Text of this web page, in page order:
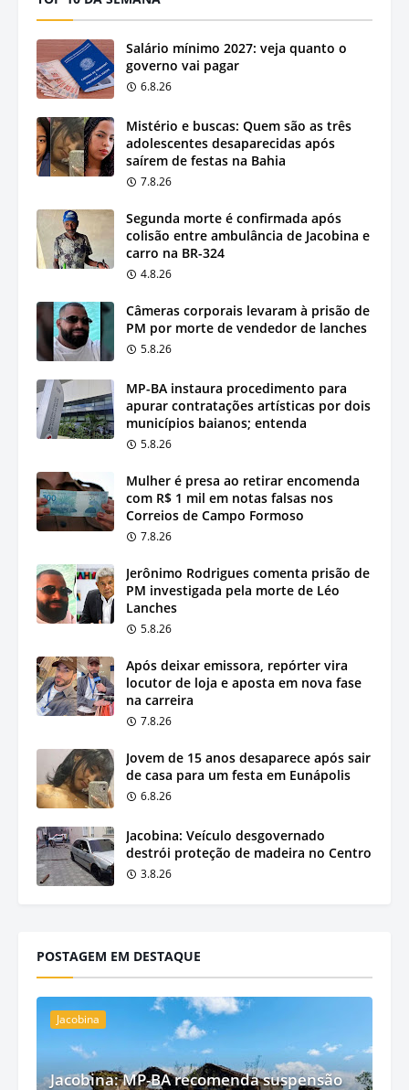
Salário mínimo 2027: veja quanto o
governo vai pagar
6.8.26
Mistério e buscas: Quem são as três
adolescentes desaparecidas após
saírem de festas na Bahia
7.8.26
Segunda morte é confirmada após
colisão entre ambulância de Jacobina e
carro na BR-324
4.8.26
Câmeras corporais levaram à prisão de
PM por morte de vendedor de lanches
5.8.26
MP-BA instaura procedimento para
apurar contratações artísticas por dois
municípios baianos; entenda
5.8.26
Mulher é presa ao retirar encomenda
com R$ 1 mil em notas falsas nos
Correios de Campo Formoso
7.8.26
Jerônimo Rodrigues comenta prisão de
PM investigada pela morte de Léo
Lanches
5.8.26
Após deixar emissora, repórter vira
locutor de loja e aposta em nova fase
na carreira
7.8.26
Jovem de 15 anos desaparece após sair
de casa para um festa em Eunápolis
6.8.26
Jacobina: Veículo desgovernado
destrói proteção de madeira no Centro
3.8.26
POSTAGEM EM DESTAQUE
Jacobina
Jacobina: MP-BA recomenda suspensão